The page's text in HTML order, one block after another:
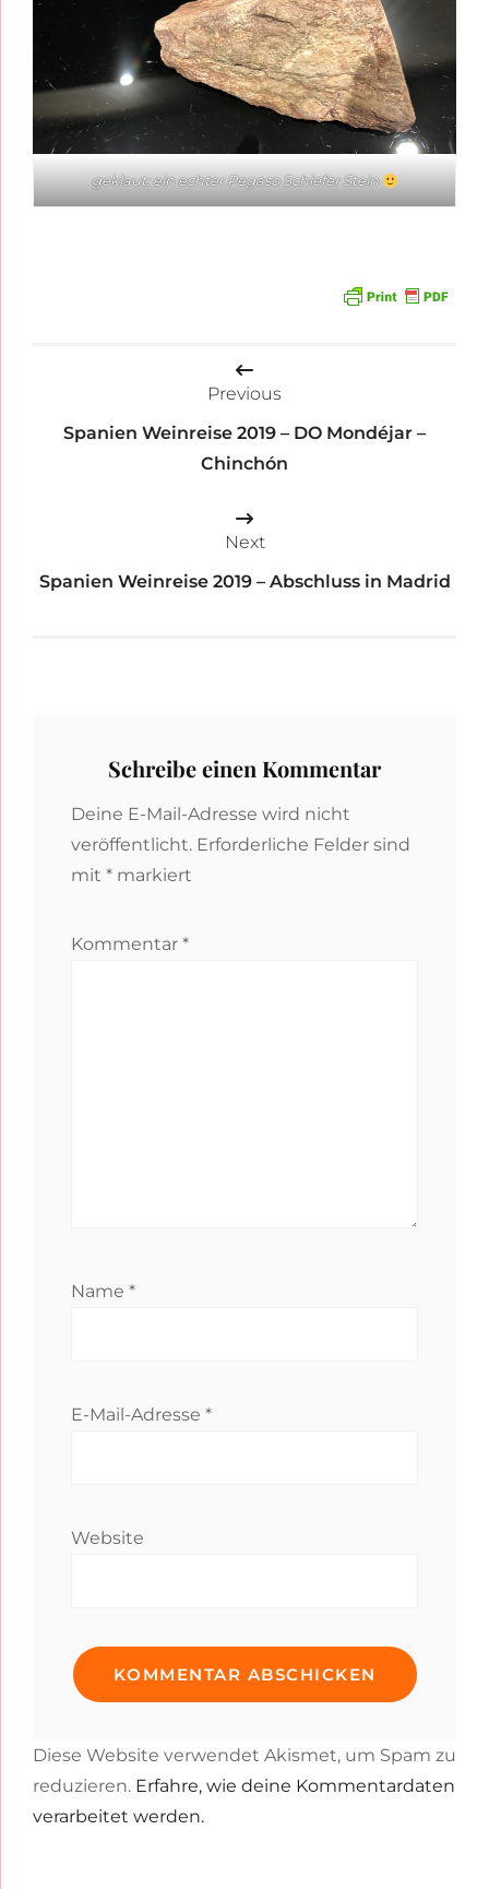
geklaut: ein echter Pegaso Schiefer Stein
Beitragsnavigation
Previous
Spanien Weinreise 2019 – DO Mondéjar –
Chinchón
Next
Spanien Weinreise 2019 – Abschluss in Madrid
Schreibe einen Kommentar
Deine E-Mail-Adresse wird nicht
veröffentlicht. Erforderliche Felder sind
mit * markiert
Kommentar *
Name *
E-Mail-Adresse *
Website
Diese Website verwendet Akismet, um Spam zu
reduzieren. Erfahre, wie deine Kommentardaten
verarbeitet werden.